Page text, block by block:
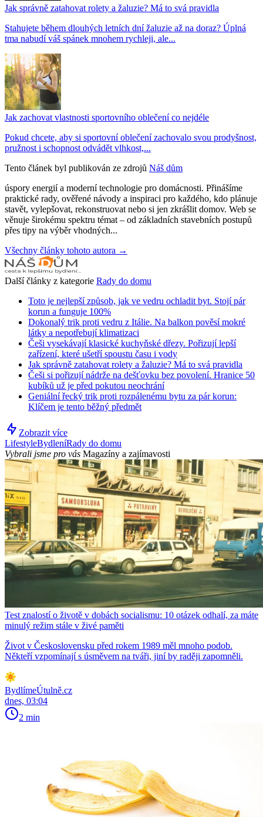
Jak správně zatahovat rolety a žaluzie? Má to svá pravidla
Stahujete během dlouhých letních dní žaluzie až na doraz? Úplná
tma nabudí váš spánek mnohem rychleji, ale...
Jak zachovat vlastnosti sportovního oblečení co nejdéle
Pokud chcete, aby si sportovní oblečení zachovalo svou prodyšnost,
pružnost i schopnost odvádět vlhkost,...
Tento článek byl publikován ze zdrojů Náš dům
úspory energií a moderní technologie pro domácnosti. Přinášíme
praktické rady, ověřené návody a inspiraci pro každého, kdo plánuje
stavět, vylepšovat, rekonstruovat nebo si jen zkrášlit domov. Web se
věnuje širokému spektru témat – od základních stavebních postupů
přes tipy na výběr vhodných...
Všechny články tohoto autora →
Další články z kategorie Rady do domu
Toto je nejlepší způsob, jak ve vedru ochladit byt. Stojí pár
korun a funguje 100%
Dokonalý trik proti vedru z Itálie. Na balkon pověsí mokré
látky a nepotřebují klimatizaci
Češi vysekávají klasické kuchyňské dřezy. Pořizují lepší
zařízení, které ušetří spoustu času i vody
Jak správně zatahovat rolety a žaluzie? Má to svá pravidla
Češi si pořizují nádrže na dešťovku bez povolení. Hranice 50
kubíků už je před pokutou neochrání
Geniální řecký trik proti rozpálenému bytu za pár korun:
Klíčem je tento běžný předmět
Zobrazit více
LifestyleBydleníRady do domu
Vybrali jsme pro vás Magazíny a zajímavosti
Test znalostí o životě v dobách socialismu: 10 otázek odhalí, za máte
minulý režim stále v živé paměti
Život v Československu před rokem 1989 měl mnoho podob.
Někteří vzpomínají s úsměvem na tváři, jiní by raději zapomněli.
BydlímeÚtulně.cz
dnes, 03:04
2 min